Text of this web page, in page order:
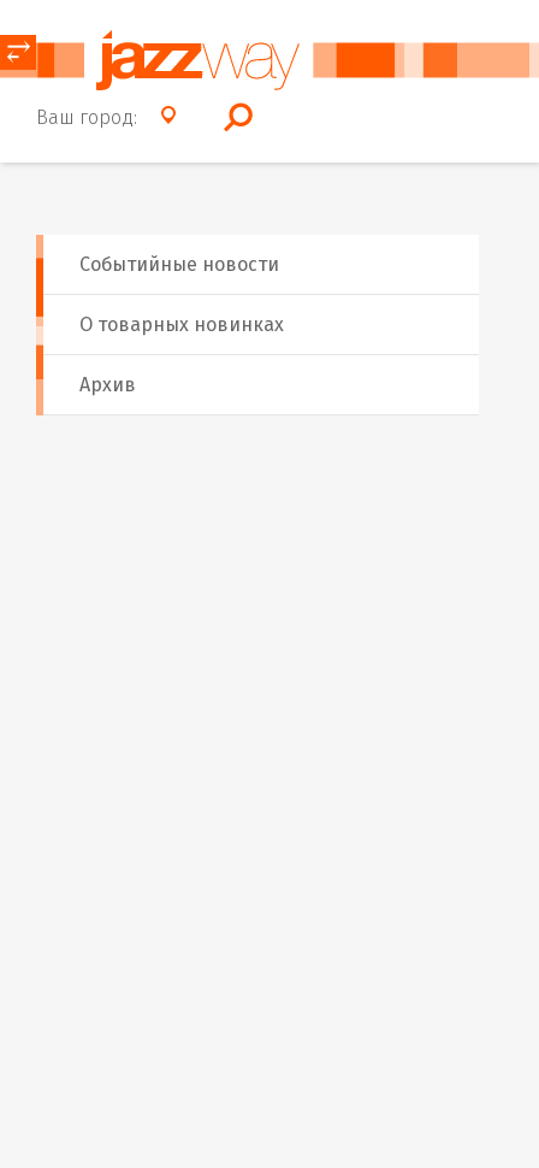
Ваш город:
⥂
Событийные новости
О товарных новинках
Архив